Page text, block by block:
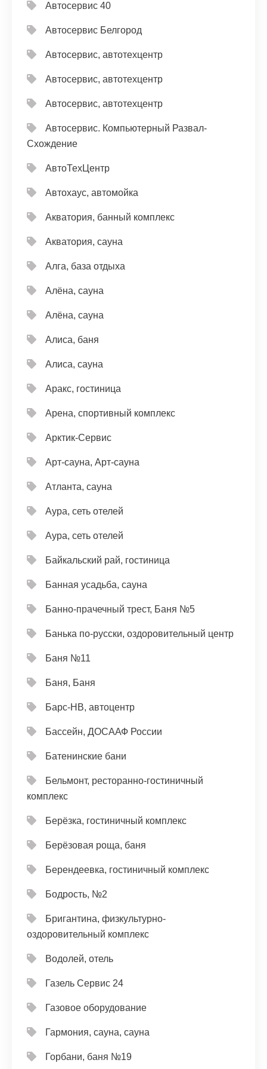
Автосервис 40
Автосервис Белгород
Автосервис, автотехцентр
Автосервис, автотехцентр
Автосервис, автотехцентр
Автосервис. Компьютерный Развал-
Схождение
АвтоТехЦентр
Автохаус, автомойка
Акватория, банный комплекс
Акватория, сауна
Алга, база отдыха
Алёна, сауна
Алёна, сауна
Алиса, баня
Алиса, сауна
Аракс, гостиница
Арена, спортивный комплекс
Арктик-Сервис
Арт-сауна, Арт-сауна
Атланта, сауна
Аура, сеть отелей
Аура, сеть отелей
Байкальский рай, гостиница
Банная усадьба, сауна
Банно-прачечный трест, Баня №5
Банька по-русски, оздоровительный центр
Баня №11
Баня, Баня
Барс-НВ, автоцентр
Бассейн, ДОСААФ России
Батенинские бани
Бельмонт, ресторанно-гостиничный
комплекс
Берёзка, гостиничный комплекс
Берёзовая роща, баня
Берендеевка, гостиничный комплекс
Бодрость, №2
Бригантина, физкультурно-
оздоровительный комплекс
Водолей, отель
Газель Сервис 24
Газовое оборудование
Гармония, сауна, сауна
Горбани, баня №19